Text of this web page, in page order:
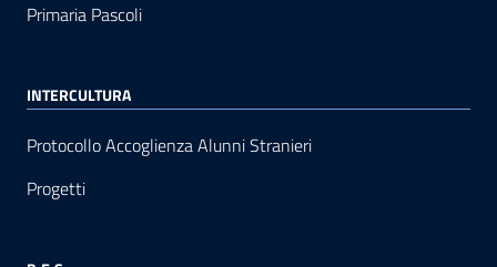
Primaria Pascoli
INTERCULTURA
Protocollo Accoglienza Alunni Stranieri
Progetti